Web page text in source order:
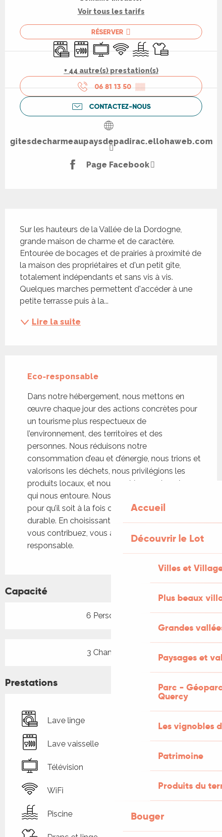
Accueil
Découvrir le Lot
Villes et
Plus beaux
Grandes
Paysages et
Parc -
Quercy
Les vignobles
Patrimoine
Produits du
Bouger
Voir tous les tarifs
RÉSERVER
Lave lingeLave vaisselle
Télévision
WiFi PiscineDraps et linge
+ 44 autre(s) prestation(s)
06 81 13 50 ▒▒
CONTACTEZ-NOUS
gitesdecharmeaupaysdepadirac.ellohaweb.com
Page Facebook
Sur les hauteurs de la Vallée de la Dordogne,
grande maison de charme et de caractère.
Entourée de bocages et de prairies à proximité de
la maison des propriétaires et d'un petit gîte,
totalement indépendants et sans vis à vis.
Quelques marches permettent d'accéder à une
petite terrasse puis à la...
Lire la suite
Eco-responsable
Dans notre hébergement, nous mettons en
œuvre chaque jour des actions concrètes pour
un tourisme plus respectueux de
l’environnement, des territoires et des
personnes. Nous réduisons notre
consommation d’eau et d’énergie, nous trions et
valorisons les déchets, nous privilégions les
produits locaux, et nous protégeons la nature
qui nous entoure. Nous avons conçu ce lieu
pour qu’il soit à la fois confortable, autonome et
durable. En choisissant notre hébergement,
vous contribuez, vous aussi, à un voyage plus
responsable.
Capacité
6 Personne(s)
3 Chambre(s)
Prestations
Lave linge
Lave vaisselle
Télévision
WiFi
Piscine